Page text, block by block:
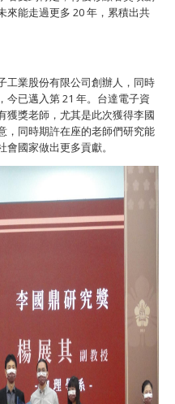
來能走過更多 20 年，累積出共
工業股份有限公司創辦人，同時
今已邁入第 21 年。台達電子資
獲獎老師，尤其是此次獲得李國
，同時期許在座的老師們研究能
會國家做出更多貢獻。